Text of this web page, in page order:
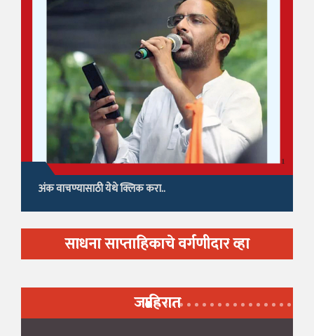
अंक वाचण्यासाठी येथे क्लिक करा..
साधना साप्ताहिकाचे वर्गणीदार व्हा
जाहिरात